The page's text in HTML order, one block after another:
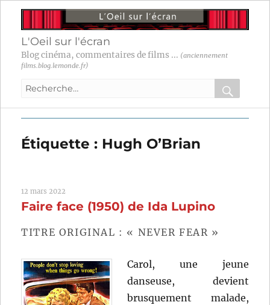
L'Oeil sur l'écran
Blog cinéma, commentaires de films ... (anciennement
films.blog.lemonde.fr)
Recherche
:
OK
Étiquette : Hugh O’Brian
12 mars 2022
Faire face (1950) de Ida Lupino
TITRE ORIGINAL : « NEVER FEAR »
Carol, une jeune
danseuse, devient
brusquement malade,